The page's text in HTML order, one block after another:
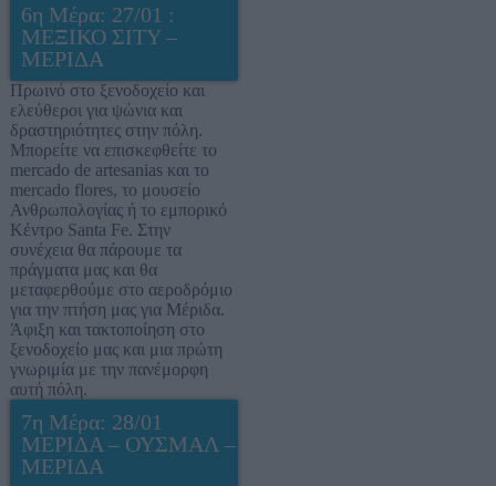
6η Μέρα: 27/01 :
ΜΕΞΙΚΟ ΣΙΤΥ –
ΜΕΡΙΔΑ
Πρωινό στο ξενοδοχείο και
ελεύθεροι για ψώνια και
δραστηριότητες στην πόλη.
Μπορείτε να επισκεφθείτε το
mercado de artesanias και το
mercado flores, το μουσείο
Ανθρωπολογίας ή το εμπορικό
Κέντρο Santa Fe. Στην
συνέχεια θα πάρουμε τα
πράγματα μας και θα
μεταφερθούμε στο αεροδρόμιο
για την πτήση μας για Μέριδα.
Άφιξη και τακτοποίηση στο
ξενοδοχείο μας και μια πρώτη
γνωριμία με την πανέμορφη
αυτή πόλη.
7η Μέρα: 28/01
ΜΕΡΙΔΑ – ΟΥΣΜΑΛ –
ΜΕΡΙΔΑ